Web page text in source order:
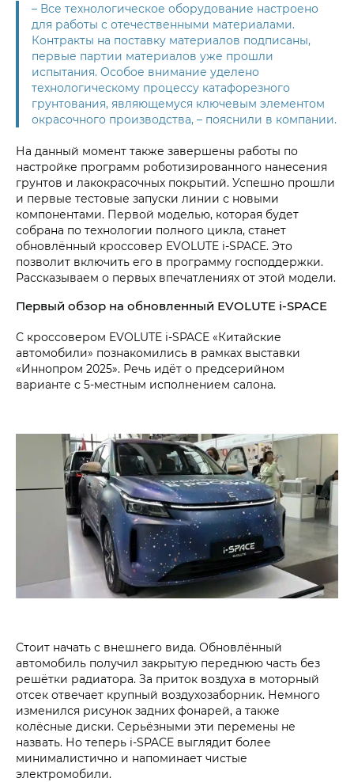
– Все технологическое оборудование настроено
для работы с отечественными материалами.
Контракты на поставку материалов подписаны,
первые партии материалов уже прошли
испытания. Особое внимание уделено
технологическому процессу катафорезного
грунтования, являющемуся ключевым элементом
окрасочного производства, – пояснили в компании.
На данный момент также завершены работы по
настройке программ роботизированного нанесения
грунтов и лакокрасочных покрытий. Успешно прошли
и первые тестовые запуски линии с новыми
компонентами. Первой моделью, которая будет
собрана по технологии полного цикла, станет
обновлённый кроссовер EVOLUTE i‑SPACE. Это
позволит включить его в программу господдержки.
Рассказываем о первых впечатлениях от этой модели.
Первый обзор на обновленный EVOLUTE i‑SPACE
С кроссовером EVOLUTE i‑SPACE «Китайские
автомобили» познакомились в рамках выставки
«Иннопром 2025». Речь идёт о предсерийном
варианте с 5-⁠местным исполнением салона.
Стоит начать с внешнего вида. Обновлённый
автомобиль получил закрытую переднюю часть без
решётки радиатора. За приток воздуха в моторный
отсек отвечает крупный воздухозаборник. Немного
изменился рисунок задних фонарей, а также
колёсные диски. Серьёзными эти перемены не
назвать. Но теперь i‑SPACE выглядит более
минималистично и напоминает чистые
электромобили.